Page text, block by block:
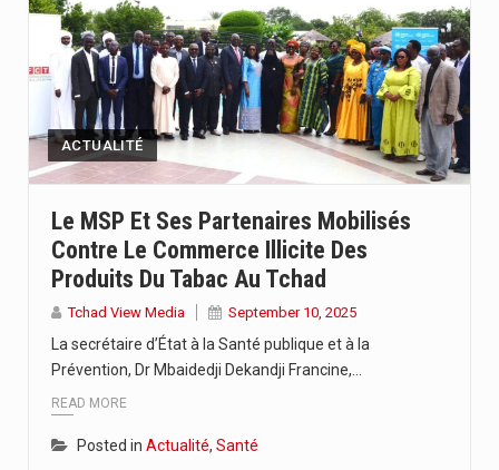
ACTUALITÉ
Le MSP Et Ses Partenaires Mobilisés
Contre Le Commerce Illicite Des
Produits Du Tabac Au Tchad
Tchad View Media September 10, 2025
La secrétaire d’État à la Santé publique et à la
Prévention, Dr Mbaidedji Dekandji Francine,…
READ MORE
Posted in Actualité, Santé